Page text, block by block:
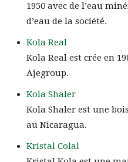
1950 avec de l’eau
d’eau de la société.
Kola Real
Kola Real est crée en
Ajegroup.
Kola Shaler
Kola Shaler est une
au Nicaragua.
Kristal Colal